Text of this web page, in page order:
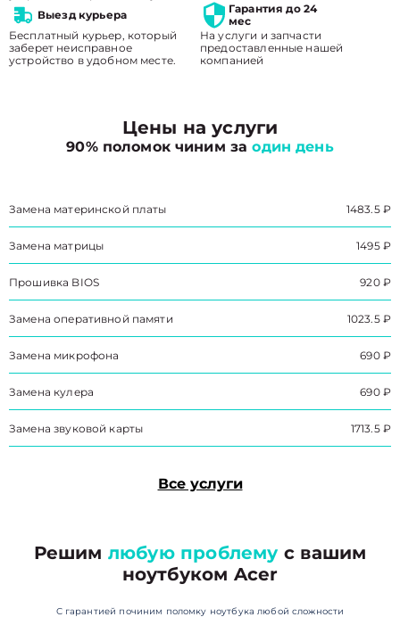
Выезд курьера
Бесплатный курьер, который
заберет неисправное
устройство в удобном месте.
Гарантия до 24
мес
На услуги и запчасти
предоставленные нашей
компанией
Цены на услуги
90% поломок чиним заодин день
Замена материнской платы 1483.5 ₽
Замена матрицы 1495 ₽
Прошивка BIOS 920 ₽
Замена оперативной памяти 1023.5 ₽
Замена микрофона 690 ₽
Замена кулера 690 ₽
Замена звуковой карты 1713.5 ₽
Все услуги
Решим любую проблему с вашим
ноутбуком Acer
С гарантией починим поломку ноутбука любой сложности